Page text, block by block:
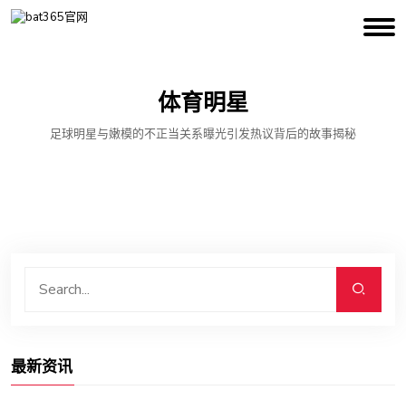
体育明星
足球明星与嫩模的不正当关系曝光引发热议背后的故事揭秘
最新资讯